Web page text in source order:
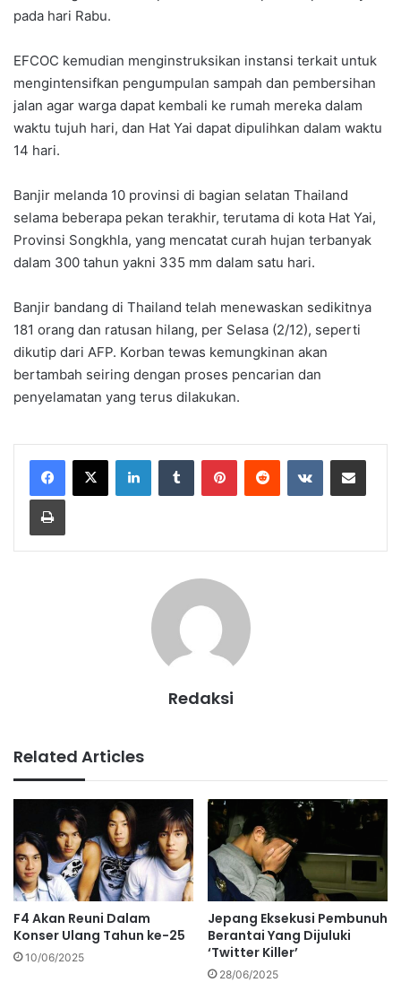
pada hari Rabu.
EFCOC kemudian menginstruksikan instansi terkait untuk
mengintensifkan pengumpulan sampah dan pembersihan
jalan agar warga dapat kembali ke rumah mereka dalam
waktu tujuh hari, dan Hat Yai dapat dipulihkan dalam waktu
14 hari.
Banjir melanda 10 provinsi di bagian selatan Thailand
selama beberapa pekan terakhir, terutama di kota Hat Yai,
Provinsi Songkhla, yang mencatat curah hujan terbanyak
dalam 300 tahun yakni 335 mm dalam satu hari.
Banjir bandang di Thailand telah menewaskan sedikitnya
181 orang dan ratusan hilang, per Selasa (2/12), seperti
dikutip dari AFP. Korban tewas kemungkinan akan
bertambah seiring dengan proses pencarian dan
penyelamatan yang terus dilakukan.
LinkedInTumblr PinterestReddit VKontakteShare via Email
Print
Redaksi
Related Articles
F4 Akan Reuni Dalam
Konser Ulang Tahun ke-25
10/06/2025
Jepang Eksekusi Pembunuh
Berantai Yang Dijuluki
‘Twitter Killer’
28/06/2025